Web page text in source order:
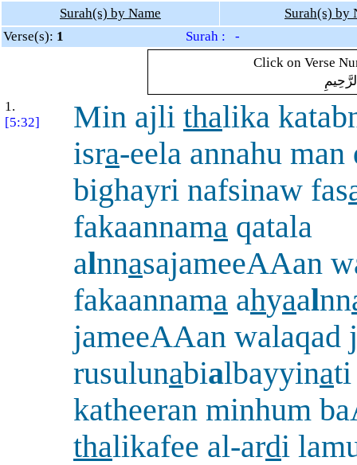
Surah(s) by Name
Surah(s) by
Verse(s): 1
Surah : -
Click on Verse
1.
[5:32]
Min ajli thalika
isra-eela annahu man
bighayri nafsinaw fas
fakaannama qatala
alnnasajameeAAan
fakaannama ahyaalnn
jameeAAan walaqad j
rusulunabialbayyinati
katheeran minhum
thalikafee al-ardi